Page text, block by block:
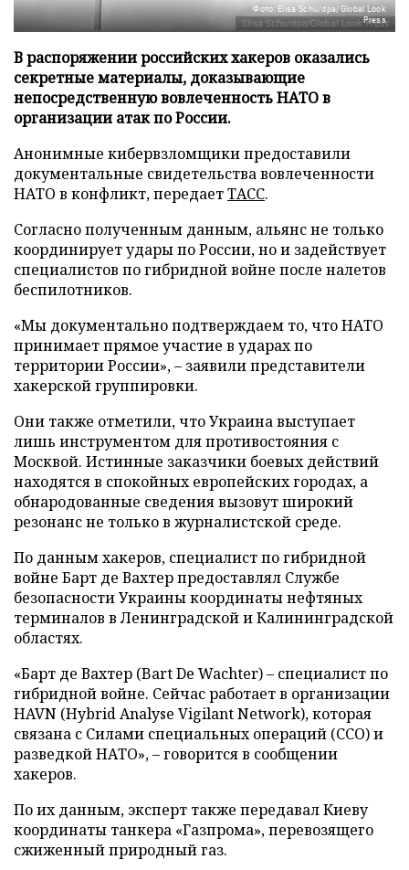
Фото: Elisa Schu/dpa/Global Look
Press
В распоряжении российских хакеров оказались
секретные материалы, доказывающие
непосредственную вовлеченность НАТО в
организации атак по России.
Анонимные кибервзломщики предоставили
документальные свидетельства вовлеченности
НАТО в конфликт, передаетТАСС.
Согласно полученным данным, альянс не только
координирует удары по России, но и задействует
специалистов по гибридной войне после налетов
беспилотников.
«Мы документально подтверждаем то, что НАТО
принимает прямое участие в ударах по
территории России», – заявили представители
хакерской группировки.
Они также отметили, что Украина выступает
лишь инструментом для противостояния с
Москвой. Истинные заказчики боевых действий
находятся в спокойных европейских городах, а
обнародованные сведения вызовут широкий
резонанс не только в журналистской среде.
По данным хакеров, специалист по гибридной
войне Барт де Вахтер предоставлял Службе
безопасности Украины координаты нефтяных
терминалов в Ленинградской и Калининградской
областях.
«Барт де Вахтер (Bart De Wachter) – специалист по
гибридной войне. Сейчас работает в организации
HAVN (Hybrid Analyse Vigilant Network), которая
связана с Силами специальных операций (ССО) и
разведкой НАТО», – говорится в сообщении
хакеров.
По их данным, эксперт также передавал Киеву
координаты танкера «Газпрома», перевозящего
сжиженный природный газ.